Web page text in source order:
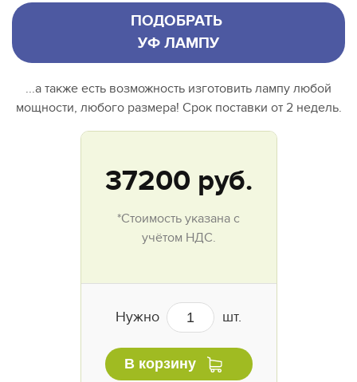
ПОДОБРАТЬ
УФ ЛАМПУ
...а также есть возможность изготовить лампу любой
мощности, любого размера! Срок поставки от 2 недель.
37200 руб.
*Стоимость указана с
учётом НДС.
Нужно шт.
В корзину